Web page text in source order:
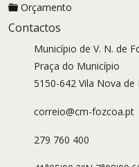
Orçamento
Contactos
Município de V. N. de
Praça do Município
5150-642 Vila Nova de
correio@cm-fozcoa.pt
279 760 400